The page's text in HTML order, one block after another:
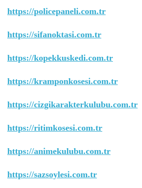
https://policepaneli.com.tr
https://sifanoktasi.com.tr
https://kopekkuskedi.com.tr
https://kramponkosesi.com.tr
https://cizgikarakterkulubu.com.tr
https://ritimkosesi.com.tr
https://animekulubu.com.tr
https://sazsoylesi.com.tr